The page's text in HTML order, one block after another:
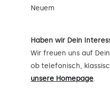
Neuem
Haben wir Dein
Wir freuen uns auf
ob telefonisch,
unsere Homepage.